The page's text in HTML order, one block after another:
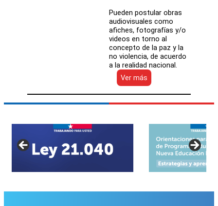
Pueden postular obras
audiovisuales como
afiches, fotografías y/o
videos en torno al
concepto de la paz y la
no violencia, de acuerdo
a la realidad nacional.
Ver más
UNESCO
lanza
Concurso
escolares
enseñanza
básica
media